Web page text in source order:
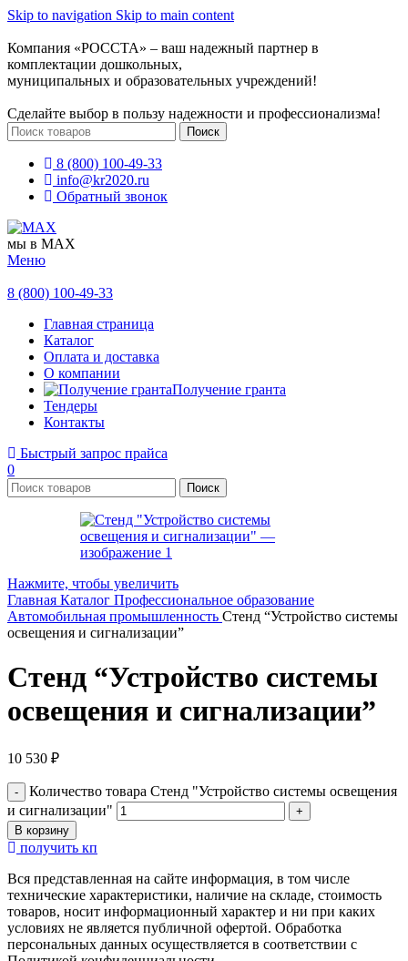
Skip to navigation Skip to main content
Компания «РОССТА» – ваш надежный партнер в
комплектации дошкольных,
муниципальных и образовательных учреждений!
Сделайте выбор в пользу надежности и профессионализма!
Поиск
8 (800) 100-49-33
info@kr2020.ru
Обратный звонок
мы в MAX
Меню
8 (800) 100-49-33
Главная страница
Каталог
Оплата и доставка
О компании
Получение гранта
Тендеры
Контакты
Быстрый запрос прайса
0
Поиск
Нажмите, чтобы увеличить
Главная Каталог Профессиональное образование
Автомобильная промышленность Стенд “Устройство системы
освещения и сигнализации”
Стенд “Устройство системы
освещения и сигнализации”
10 530 ₽
Количество товара Стенд "Устройство системы освещения
и сигнализации"
В корзину
получить кп
Вся представленная на сайте информация, в том числе
технические характеристики, наличие на складе, стоимость
товаров, носит информационный характер и ни при каких
условиях не является публичной офертой. Обработка
персональных данных осуществляется в соответствии с